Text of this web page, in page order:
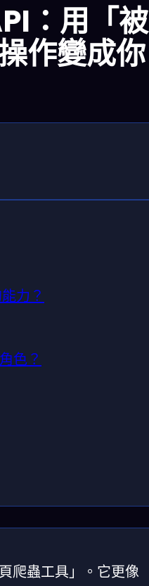
：用「被
作變成你
力？
色？
爬蟲工具」。它更像